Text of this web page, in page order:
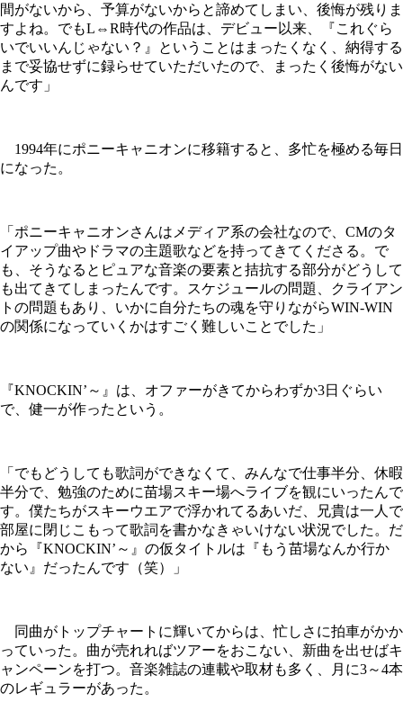
間がないから、予算がないからと諦めてしまい、後悔が残りま
すよね。でもL⇔R時代の作品は、デビュー以来、『これぐら
いでいいんじゃない？』ということはまったくなく、納得する
まで妥協せずに録らせていただいたので、まったく後悔がない
んです」
1994年にポニーキャニオンに移籍すると、多忙を極める毎日
になった。
「ポニーキャニオンさんはメディア系の会社なので、CMのタ
イアップ曲やドラマの主題歌などを持ってきてくださる。で
も、そうなるとピュアな音楽の要素と拮抗する部分がどうして
も出てきてしまったんです。スケジュールの問題、クライアン
トの問題もあり、いかに自分たちの魂を守りながらWIN-WIN
の関係になっていくかはすごく難しいことでした」
『KNOCKIN’～』は、オファーがきてからわずか3日ぐらい
で、健一が作ったという。
「でもどうしても歌詞ができなくて、みんなで仕事半分、休暇
半分で、勉強のために苗場スキー場へライブを観にいったんで
す。僕たちがスキーウエアで浮かれてるあいだ、兄貴は一人で
部屋に閉じこもって歌詞を書かなきゃいけない状況でした。だ
から『KNOCKIN’～』の仮タイトルは『もう苗場なんか行か
ない』だったんです（笑）」
同曲がトップチャートに輝いてからは、忙しさに拍車がかか
っていった。曲が売れればツアーをおこない、新曲を出せばキ
ャンペーンを打つ。音楽雑誌の連載や取材も多く、月に3～4本
のレギュラーがあった。